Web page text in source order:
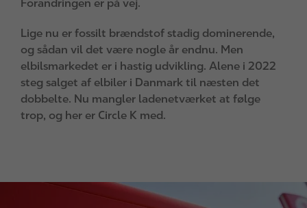
Forandringen er på vej.
Lige nu er fossilt brændstof stadig dominerende,
og sådan vil det være nogle år endnu. Men
elbilsmarkedet er i hastig udvikling. Alene i 2022
steg salget af elbiler i Danmark til næsten det
dobbelte. Nu mangler ladenetværket at følge
trop, og her er Circle K med.